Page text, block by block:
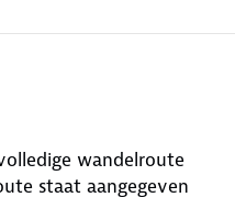
wandelroute
staat aangegeven